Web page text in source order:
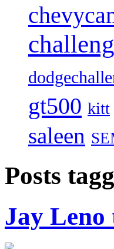
gt500 kitt
saleen
Posts
Jay Leno